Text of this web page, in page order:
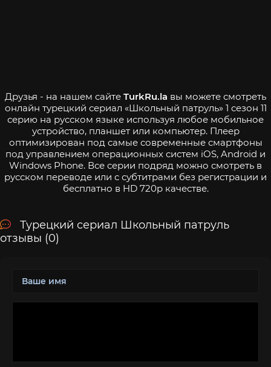
Друзья - на нашем сайте TurkRu.la вы можете смотреть
онлайн турецкий сериал «Школьный патруль» 1 сезон 11
серию на русском языке используя любое мобильное
устройство, планшет или компьютер. Плеер
оптимизирован под самые современные смартфоны
под управлением операционных систем iOS, Android и
Windows Phone. Все серии подряд можно смотреть в
русском переводе или с субтитрами без регистрации и
бесплатно в HD 720p качестве.
Турецкий сериал Школьный патруль
отзывы (0)